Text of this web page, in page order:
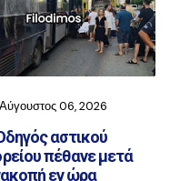
06, 2026
αστικού
πέθανε μετά
εν ώρα